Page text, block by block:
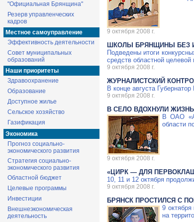
"Официальная Брянщина"
Резерв управленческих
кадров
Местное самоуправление
Эффективность деятельности
Совет муниципальных
образований
Наши приоритеты
Здравоохранение
Образование
Доступное жилье
Сельское хозяйство
Газификация
Экономика
Прогноз социально-
экономического развития
Стратегия социально-
экономического развития
Областной бюджет
Целевые программы
Инвестиции
Внешнеэкономическая
деятельность
9 октября 2008 г.
ШКОЛЫ БРЯНЩИНЫ БЕЗ
Подведены итоги
средств областной
9 октября 2008 г.
ЖУРНАЛИСТСКИЙ
В конце августа
9 октября 2008 г.
В СЕЛО ВДОХНУЛИ ЖИЗНЬ
В ОАО
области
9 октября 2008 г.
«ЦИРК — ДЛЯ
10, 11 и 12 октября
9 октября 2008 г.
БРЯНСК ПРОСТИЛСЯ С
9
на